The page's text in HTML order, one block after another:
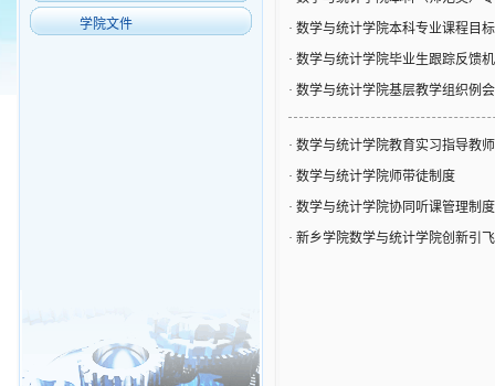
学院文件
· 数学与统计学院本科专业课程目
· 数学与统计学院毕业生跟踪反馈
· 数学与统计学院基层教学组织例
· 数学与统计学院教育实习指导教
· 数学与统计学院师带徒制度
· 数学与统计学院协同听课管理制度
· 新乡学院数学与统计学院创新引